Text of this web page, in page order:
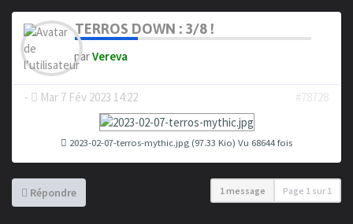
TERROS DOWN : 3/8 !
parVereva
- Mar 7 Fév 2023 14:22 #78728
2023-02-07-terros-mythic.jpg (97.33 Kio) Vu 68644 fois
Répondre 1 message Page 1 sur 1